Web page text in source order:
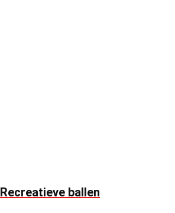
Recreatieve ballen